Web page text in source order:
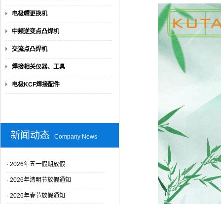
电极帽更换机
中频逆变点凸焊机
交流点凸焊机
焊接相关仪器、工具
电极KCF焊接配件
新闻动态 Company News
· 2026年五一假期放假
· 2026年清明节放假通知
· 2026年春节放假通知